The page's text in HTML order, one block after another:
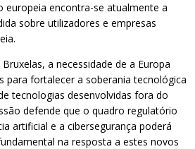
europeia encontra-se atualmente a
sobre utilizadores e empresas
a necessidade de a Europa
para fortalecer a soberania tecnológica
tecnologias desenvolvidas fora do
defende que o quadro regulatório
artificial e a cibersegurança poderá
na resposta a estes novos